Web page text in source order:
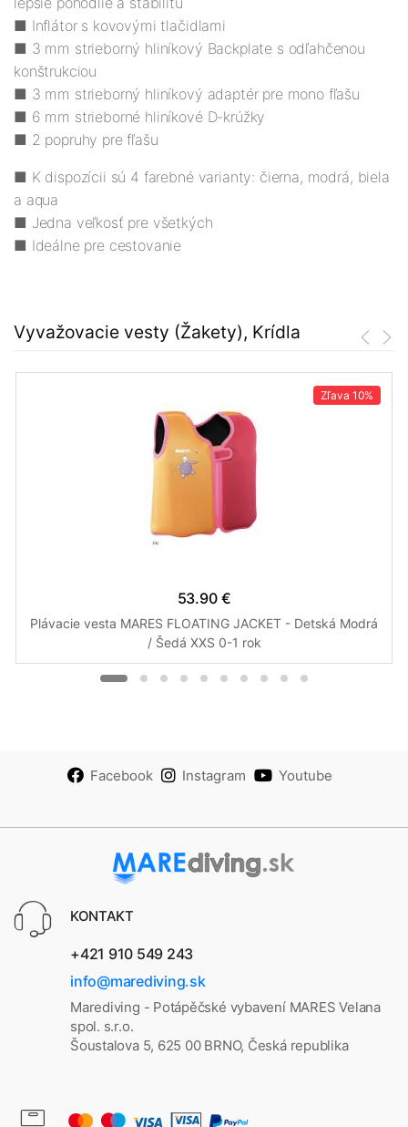
■ Inflátor s kovovými tlačidlami
■ 3 mm strieborný hliníkový Backplate s odľahčenou
konštrukciou
■ 3 mm strieborný hliníkový adaptér pre mono fľašu
■ 6 mm strieborné hliníkové D-krúžky
■ 2 popruhy pre fľašu
■ K dispozícii sú 4 farebné varianty: čierna, modrá, biela
a aqua
■ Jedna veľkosť pre všetkých
■ Ideálne pre cestovanie
Vyvažovacie vesty (Žakety), Krídla
Zľava 10%
53.90 €
Plávacie vesta MARES FLOATING JACKET - Detská Modrá
/ Šedá XXS 0-1 rok
Facebook Instagram Youtube
KONTAKT
+421 910 549 243
info@marediving.sk
Marediving - Potápěčské vybavení MARES Velana
spol. s.r.o.
Šoustalova 5, 625 00 BRNO, Česká republika